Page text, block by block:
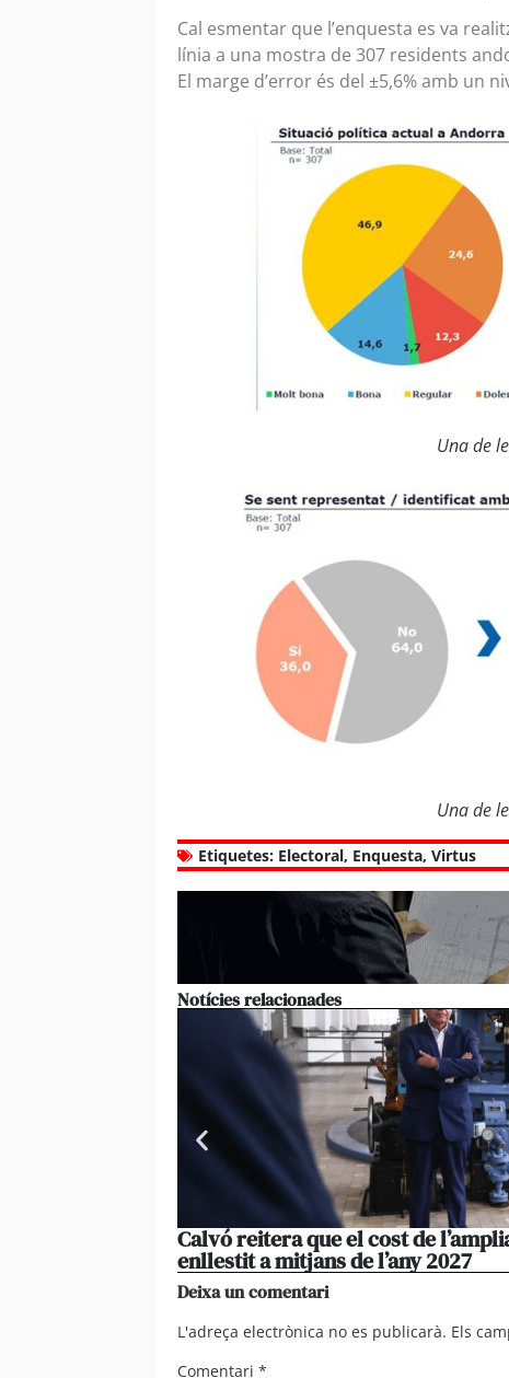
Cal esmentar que l’enquesta es va
línia a una mostra de 307 residents
El marge d’error és del ±5,6% amb un
Una de
Una de
Etiquetes: Electoral, Enquesta, Virtus
Notícies relacionades
Calvó reitera que el cost de
enllestit a mitjans de l’any 2027
Deixa un comentari
L'adreça electrònica no es publicarà. Els
Comentari *